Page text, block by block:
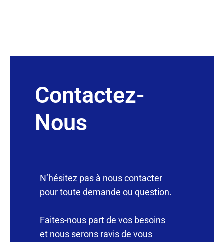
Contactez-
Nous
N’hésitez pas à nous contacter
pour toute demande ou question.
Faites-nous part de vos besoins
et nous serons ravis de vous